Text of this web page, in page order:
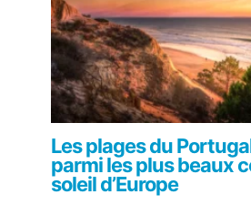
Les plages du
parmi les plus beaux
soleil d’Europe